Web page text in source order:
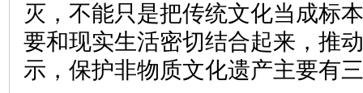
灭，不能只是把传统文化当成标
要和现实生活密切结合起来，推
示，保护非物质文化遗产主要有